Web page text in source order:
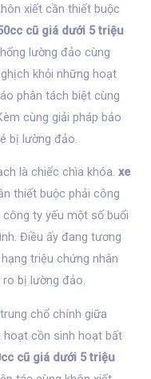
xiết cần thiết buộc
cũ giá dưới 5 triệu
lường đảo cùng
khỏi những hoạt
phân tách biệt cùng
cùng giải pháp bảo
bị lường đảo.
là chiếc chìa khóa.xe
thiết buộc phải công
ty yếu một số buổi
Điều ấy đang tương
triệu chứng nhân
bị lường đảo.
chổ chính giữa
cồn sinh hoạt bất
cũ giá dưới 5 triệu